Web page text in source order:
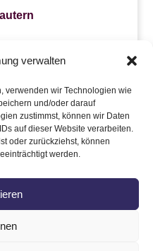
verwalten
verwenden wir Technologien wie
und/oder darauf
zustimmst, können wir Daten
auf dieser Website verarbeiten.
oder zurückziehst, können
werden.